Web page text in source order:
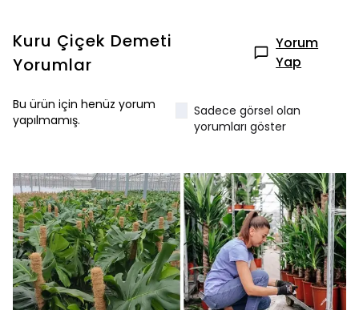
Kuru Çiçek Demeti
Yorumlar
Yorum
Yap
Bu ürün için henüz yorum
yapılmamış.
Sadece görsel olan
yorumları göster